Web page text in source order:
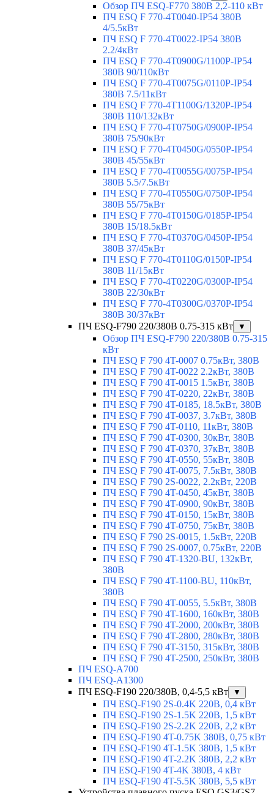
Обзор ПЧ ESQ-F770 380В 2,2-110 кВт
ПЧ ESQ F 770-4T0040-IP54 380В
4/5.5кВт
ПЧ ESQ F 770-4T0022-IP54 380В
2.2/4кВт
ПЧ ESQ F 770-4Т0900G/1100P-IP54
380В 90/110кВт
ПЧ ESQ F 770-4T0075G/0110P-IP54
380В 7.5/11кВт
ПЧ ESQ F 770-4T1100G/1320P-IP54
380В 110/132кВт
ПЧ ESQ F 770-4T0750G/0900P-IP54
380В 75/90кВт
ПЧ ESQ F 770-4T0450G/0550P-IP54
380В 45/55кВт
ПЧ ESQ F 770-4T0055G/0075P-IP54
380В 5.5/7.5кВт
ПЧ ESQ F 770-4T0550G/0750P-IP54
380В 55/75кВт
ПЧ ESQ F 770-4T0150G/0185P-IP54
380В 15/18.5кВт
ПЧ ESQ F 770-4T0370G/0450P-IP54
380В 37/45кВт
ПЧ ESQ F 770-4T0110G/0150P-IP54
380В 11/15кВт
ПЧ ESQ F 770-4T0220G/0300P-IP54
380В 22/30кВт
ПЧ ESQ F 770-4T0300G/0370P-IP54
380В 30/37кВт
ПЧ ESQ-F790 220/380В 0.75-315 кВт
▼
Обзор ПЧ ESQ-F790 220/380В 0.75-315
кВт
ПЧ ESQ F 790 4T-0007 0.75кВт, 380В
ПЧ ESQ F 790 4T-0022 2.2кВт, 380В
ПЧ ESQ F 790 4T-0015 1.5кВт, 380В
ПЧ ESQ F 790 4T-0220, 22кВт, 380В
ПЧ ESQ F 790 4T-0185, 18.5кВт, 380В
ПЧ ESQ F 790 4T-0037, 3.7кВт, 380В
ПЧ ESQ F 790 4T-0110, 11кВт, 380В
ПЧ ESQ F 790 4T-0300, 30кВт, 380В
ПЧ ESQ F 790 4T-0370, 37кВт, 380В
ПЧ ESQ F 790 4T-0550, 55кВт, 380В
ПЧ ESQ F 790 4T-0075, 7.5кВт, 380В
ПЧ ESQ F 790 2S-0022, 2.2кВт, 220В
ПЧ ESQ F 790 4T-0450, 45кВт, 380В
ПЧ ESQ F 790 4T-0900, 90кВт, 380В
ПЧ ESQ F 790 4T-0150, 15кВт, 380В
ПЧ ESQ F 790 4T-0750, 75кВт, 380В
ПЧ ESQ F 790 2S-0015, 1.5кВт, 220В
ПЧ ESQ F 790 2S-0007, 0.75кВт, 220В
ПЧ ESQ F 790 4T-1320-BU, 132кВт,
380В
ПЧ ESQ F 790 4T-1100-BU, 110кВт,
380В
ПЧ ESQ F 790 4T-0055, 5.5кВт, 380В
ПЧ ESQ F 790 4T-1600, 160кВт, 380В
ПЧ ESQ F 790 4T-2000, 200кВт, 380В
ПЧ ESQ F 790 4T-2800, 280кВт, 380В
ПЧ ESQ F 790 4T-3150, 315кВт, 380В
ПЧ ESQ F 790 4T-2500, 250кВт, 380В
ПЧ ESQ-A700
ПЧ ESQ-A1300
ПЧ ESQ-F190 220/380В, 0,4-5,5 кВт
▼
ПЧ ESQ-F190 2S-0.4K 220В, 0,4 кВт
ПЧ ESQ-F190 2S-1.5K 220В, 1,5 кВт
ПЧ ESQ-F190 2S-2.2K 220В, 2,2 кВт
ПЧ ESQ-F190 4T-0.75K 380В, 0,75 кВт
ПЧ ESQ-F190 4T-1.5K 380В, 1,5 кВт
ПЧ ESQ-F190 4T-2.2K 380В, 2,2 кВт
ПЧ ESQ-F190 4T-4K 380В, 4 кВт
ПЧ ESQ-F190 4T-5.5K 380В, 5,5 кВт